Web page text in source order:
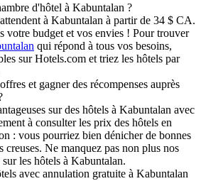
d'hôtel à Kabuntalan ?
à Kabuntalan à partir de 34 $ CA.
votre budget et vos envies ! Pour trouver
qui répond à tous vos besoins,
sur Hotels.com et triez les hôtels par
et gagner des récompenses auprès
sur des hôtels à Kabuntalan avec
à consulter les prix des hôtels en
: vous pourriez bien dénicher de bonnes
creuses. Ne manquez pas non plus nos
les hôtels à Kabuntalan.
avec annulation gratuite à Kabuntalan